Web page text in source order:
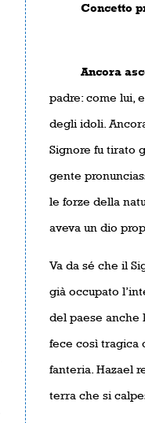
Concetto
Ancora
padre: come lui,
degli idoli.
Signore fu tirato
gente
le forze della
aveva un dio
Va da sé che il
già occupato
del paese anche
fece così tragica
fanteria. Hazael
terra che si